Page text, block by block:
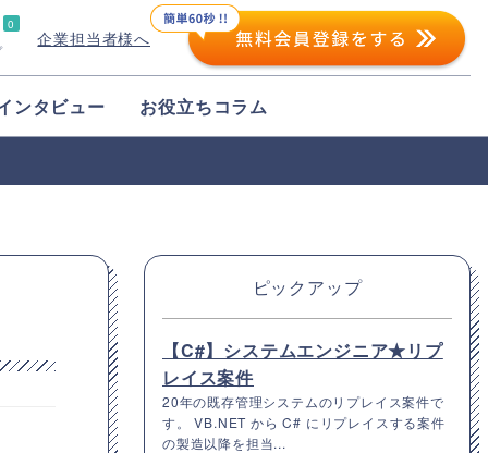
0
企業担当者様へ
ンタビュー お役立ちコラム
ピックアップ
【C#】システムエンジニア★リプ
レイス案件
20年の既存管理システムのリプレイス案件で
す。 VB.NET から C# にリプレイスする案件
の製造以降を担当...